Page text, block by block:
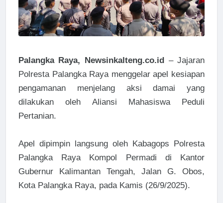
Palangka Raya, Newsinkalteng.co.id – Jajaran
Polresta Palangka Raya menggelar apel kesiapan
pengamanan menjelang aksi damai yang
dilakukan oleh Aliansi Mahasiswa Peduli
Pertanian.
Apel dipimpin langsung oleh Kabagops Polresta
Palangka Raya Kompol Permadi di Kantor
Gubernur Kalimantan Tengah, Jalan G. Obos,
Kota Palangka Raya, pada Kamis (26/9/2025).